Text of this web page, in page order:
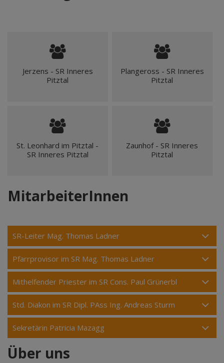
Jerzens - SR Inneres
Pitztal
Plangeross - SR Inneres
Pitztal
St. Leonhard im Pitztal -
SR Inneres Pitztal
Zaunhof - SR Inneres
Pitztal
MitarbeiterInnen
SR-Leiter Mag. Thomas Ladner
Pfarrprovisor im SR Mag. Thomas Ladner
Mithelfender Priester im SR Cons. Paul Grünerbl
Std. Diakon im SR Dipl. PAss Ing. Andreas Sturm
Sekretärin Patricia Mazagg
Über uns